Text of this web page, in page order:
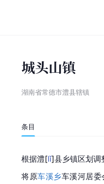
城头山镇
湖南省常德市澧县辖镇
条目
根据澧[lǐ]县乡镇区划调
将原车溪乡车溪河居委